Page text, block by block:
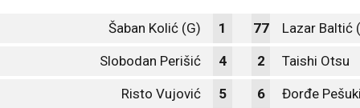
Šaban Kolić (G) 1 77 Lazar Baltić
Slobodan Perišić 4 2 Taishi Otsu
Risto Vujović 5 6 Đorđe